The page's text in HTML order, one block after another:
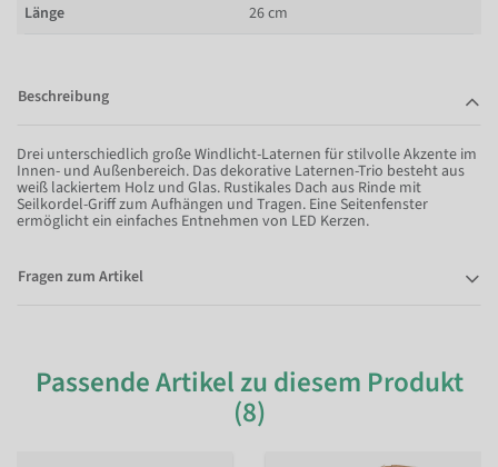
Länge
26 cm
Beschreibung
Drei unterschiedlich große Windlicht-Laternen für stilvolle Akzente im
Innen- und Außenbereich. Das dekorative Laternen-Trio besteht aus
weiß lackiertem Holz und Glas. Rustikales Dach aus Rinde mit
Seilkordel-Griff zum Aufhängen und Tragen. Eine Seitenfenster
ermöglicht ein einfaches Entnehmen von LED Kerzen.
Fragen zum Artikel
Passende Artikel zu diesem Produkt
(8)